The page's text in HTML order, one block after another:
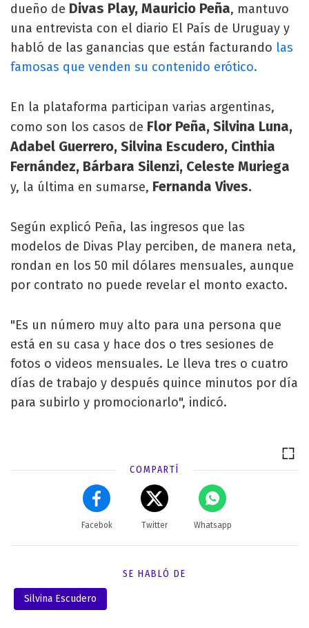
dueño de Divas Play, Mauricio Peña, mantuvo
una entrevista con el diario El País de Uruguay y
habló de las ganancias que están facturando las
famosas que venden su contenido erótico.
En la plataforma participan varias argentinas,
como son los casos de Flor Peña, Silvina Luna,
Adabel Guerrero, Silvina Escudero, Cinthia
Fernández, Bárbara Silenzi, Celeste Muriega
y, la última en sumarse, Fernanda Vives.
Según explicó Peña, las ingresos que las
modelos de Divas Play perciben, de manera neta,
rondan en los 50 mil dólares mensuales, aunque
por contrato no puede revelar el monto exacto.
"Es un número muy alto para una persona que
está en su casa y hace dos o tres sesiones de
fotos o videos mensuales. Le lleva tres o cuatro
días de trabajo y después quince minutos por día
para subirlo y promocionarlo", indicó.
COMPARTÍ
Facebok Twitter Whatsapp
SE HABLÓ DE
Silvina Escudero